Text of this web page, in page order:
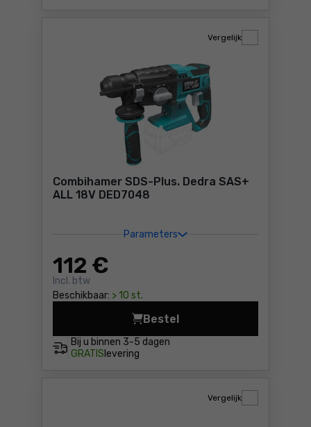
Combihamer SDS-Plus. Dedra SAS+
ALL 18V DED7048
Parameters
112 €
Incl. btw
Beschikbaar: > 10 st.
Vergelijk
Bij u binnen 3-5 dagen
GRATIS levering
Bestel
Combihamer SDS-Plus.
Vergelijk